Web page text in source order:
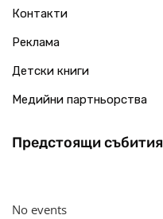
Контакти
Реклама
Детски книги
Медийни партньорства
Предстоящи събития
No events